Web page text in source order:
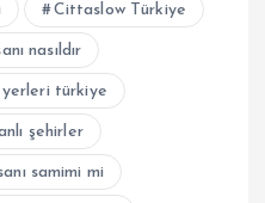
Cittaslow Türkiye
nasıldır
türkiye
şehirler
samimi mi